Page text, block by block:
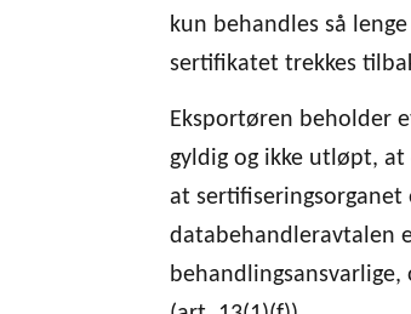
kun behandles så
sertifikatet trekkes
Eksportøren beholder
gyldig og ikke utløpt,
at
databehandleravtalen